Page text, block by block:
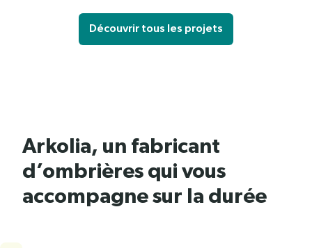
Découvrir tous les projets
Arkolia, un fabricant
d’ombrières qui vous
accompagne sur la durée